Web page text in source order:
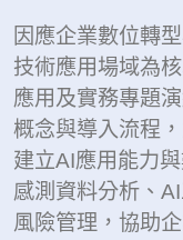
因應企業數位轉
技術應用場域為
應用及實務專題
概念與導入流程
建立AI應用能力
感測資料分析、
風險管理，協助